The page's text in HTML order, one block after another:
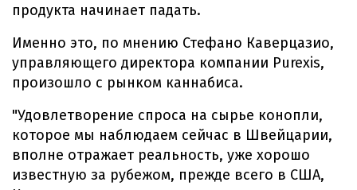
продукта начинает падать.
Именно это, по мнению Стефано Каверцазио,
управляющего директора компании Purexis,
произошло с рынком каннабиса.
"Удовлетворение спроса на сырье конопли,
которое мы наблюдаем сейчас в Швейцарии,
вполне отражает реальность, уже хорошо
известную за рубежом, прежде всего в США,